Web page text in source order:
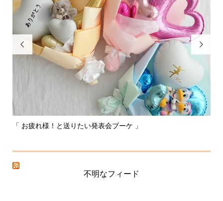

「 お疲れ様！と送りたい発表会ブーケ 」

不明なフィード